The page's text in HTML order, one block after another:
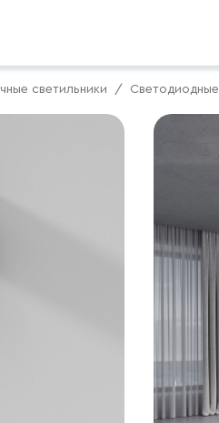
светильники Светодиодные